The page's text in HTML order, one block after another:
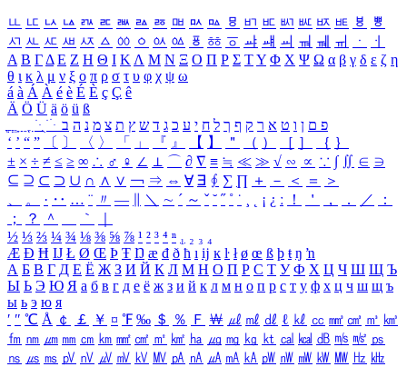
ㅥ ㅦ ㅧ ㅨ ㅩ ㅪ ㅫ ㅬ ㅭ ㅮ ㅯ ㅰ ㅱ ㅲ ㅳ ㅴ ㅵ ㅶ ㅷ ㅸ
ㅹ
ㅺ ㅻ ㅼ ㅽ ㅾ ㅿ ㆀ ㆁ ㆂ ㆃ ㆄ ㆅ ㆆ ㆇ ㆈ ㆉ ㆊ ㆋ ㆌ ㆍ
ㆎ
Α Β ΓΔ Ε Ζ Η Θ Ι ΚΛ Μ Ν Ξ Ο Π Ρ Σ ΤΥ Φ Χ Ψ Ω α β γ δ ε ζ η
θ ι κ λ μ ν ξ ο π ρ σ τ υ φ χ ψ ω
á à Á À é è É È ç Ç ê
Ä Ö Ü ä ö ü ß
ִֶֹ ֻּ ׁׂ פ ם ן ו ט א ר ק ף ך ל ח י ע כ ג ד ש ץ ת צ מ נ ה ב
‘ ’ “ ” 〔 〕 〈 〉 「 」 『 』 【 】 ＂ （ ） ［ ］ ｛ ｝
± × ÷ ≠ ≤ ≥ ∞ ∴ ♂ ♀ ∠ ⊥ ⌒ ∂ ∇ ≡ ≒ ≪ ≫ √ ∽ ∝ ∵ ∫ ∬ ∈ ∋
⊆ ⊇ ⊂ ⊃ ∪ ∩ ∧ ∨ ￢ ⇒ ⇔ ∀ ∃ ∮ ∑ ∏ ＋ － ＜ ＝
＞
、
。 · ‥ … ¨ 〃 ― ＼ ∼ ´ ～ ˇ ˘ ˝ ˚ ˙ ¸ ¡ ¿ ː ！ ＇ ， ． ／
：
；
？ ＾ ｀
½ ⅓ ⅔ ¼ ¾ ⅛ ⅜ ⅝ ⅞ ¹ ² ³ ⁴ ⁿ ₁ ₂ ₃ ₄
Æ Ð Ħ Ĳ Ł Ø Œ Þ Ŧ Ŋ æ đ ð ħ ı ĳ ĸ ŀ ł ø œ ß þ ŧ ŋ ŉ
А Б В Г Д Е Ё Ж З И Й К Л М Н О П Р С Т У Ф Х Ц Ч Ш Щ Ъ
Ы Ь Э Ю Я а б в г д е ё ж з и й к л м н о п р с т у ф х ц ч ш щ ъ
ы ь э ю я
′ ″ ℃ Å ￠ ￡ ￥ ¤ ℉ ‰ ＄ ％ Ｆ ￦ ㎕ ㎖ ㎗ ℓ ㎘ ㏄ ㎣ ㎤ ㎥ ㎦
㎙ ㎚ ㎛ ㎜ ㎝ ㎞ ㎟ ㎠ ㎡ ㎢ ㏊ ㎍ ㎎ ㎏ ㏏ ㎈ ㎉ ㏈ ㎧ ㎨ ㎰
㎱ ㎲ ㎳ ㎴ ㎵ ㎶ ㎷ ㎸ ㎹ ㎀ ㎁ ㎂ ㎃ ㎄ ㎺ ㎻ ㎽ ㎾ ㎿ ㎐ ㎑